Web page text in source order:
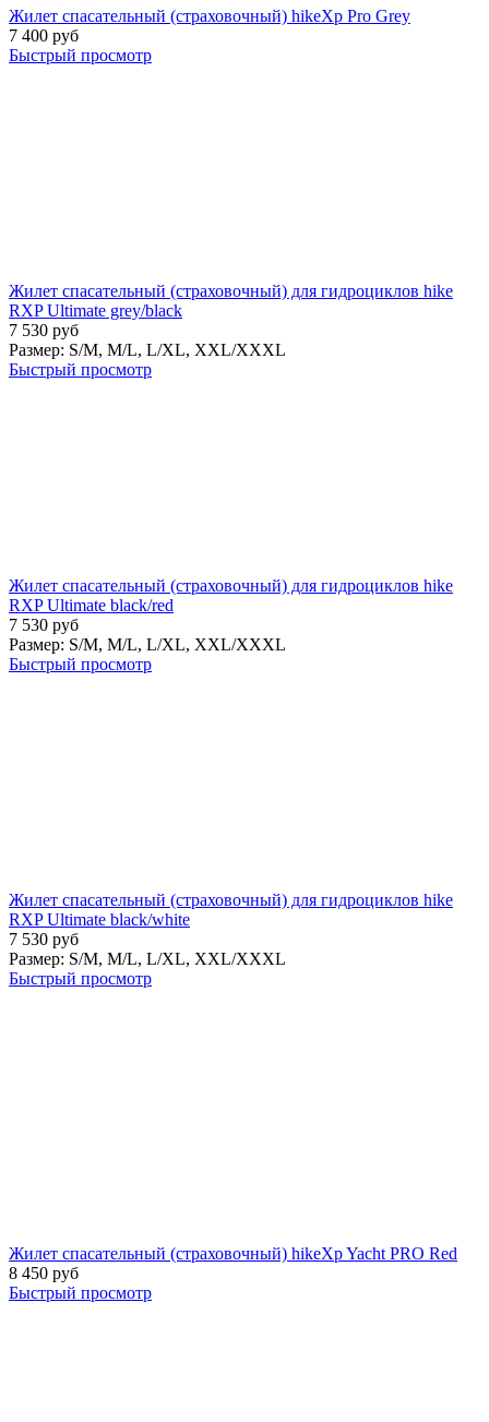
Жилет спасательный (страховочный) hikeXp Pro Grey
7 400 руб
Быстрый просмотр
Жилет спасательный (страховочный) для гидроциклов hike
RXP Ultimate grey/black
7 530 руб
Размер: S/M, M/L, L/XL, XXL/XXXL
Быстрый просмотр
Жилет спасательный (страховочный) для гидроциклов hike
RXP Ultimate black/red
7 530 руб
Размер: S/M, M/L, L/XL, XXL/XXXL
Быстрый просмотр
Жилет спасательный (страховочный) для гидроциклов hike
RXP Ultimate black/white
7 530 руб
Размер: S/M, M/L, L/XL, XXL/XXXL
Быстрый просмотр
Жилет спасательный (страховочный) hikeXp Yacht PRO Red
8 450 руб
Быстрый просмотр